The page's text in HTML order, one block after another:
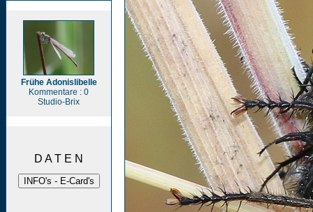
Frühe Adonislibelle
Kommentare : 0
Studio-Brix
D A T E N